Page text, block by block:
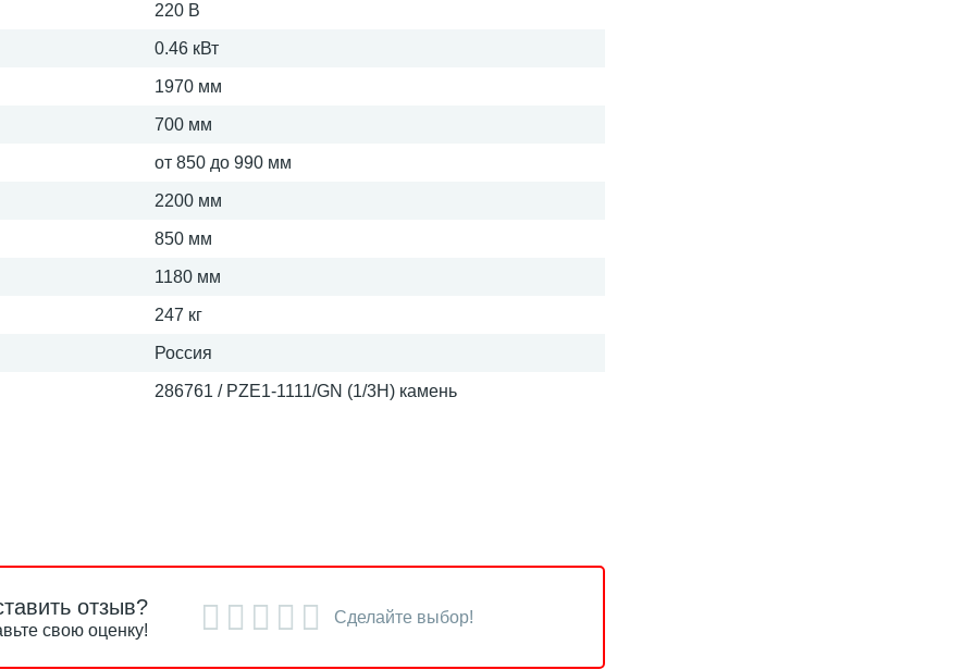
220 В
0.46 кВт
1970 мм
700 мм
от 850 до 990 мм
2200 мм
850 мм
1180 мм
247 кг
Россия
286761 / PZE1-1111/GN (1/3H) камень
отзыв?
свою оценку!
Сделайте выбор!